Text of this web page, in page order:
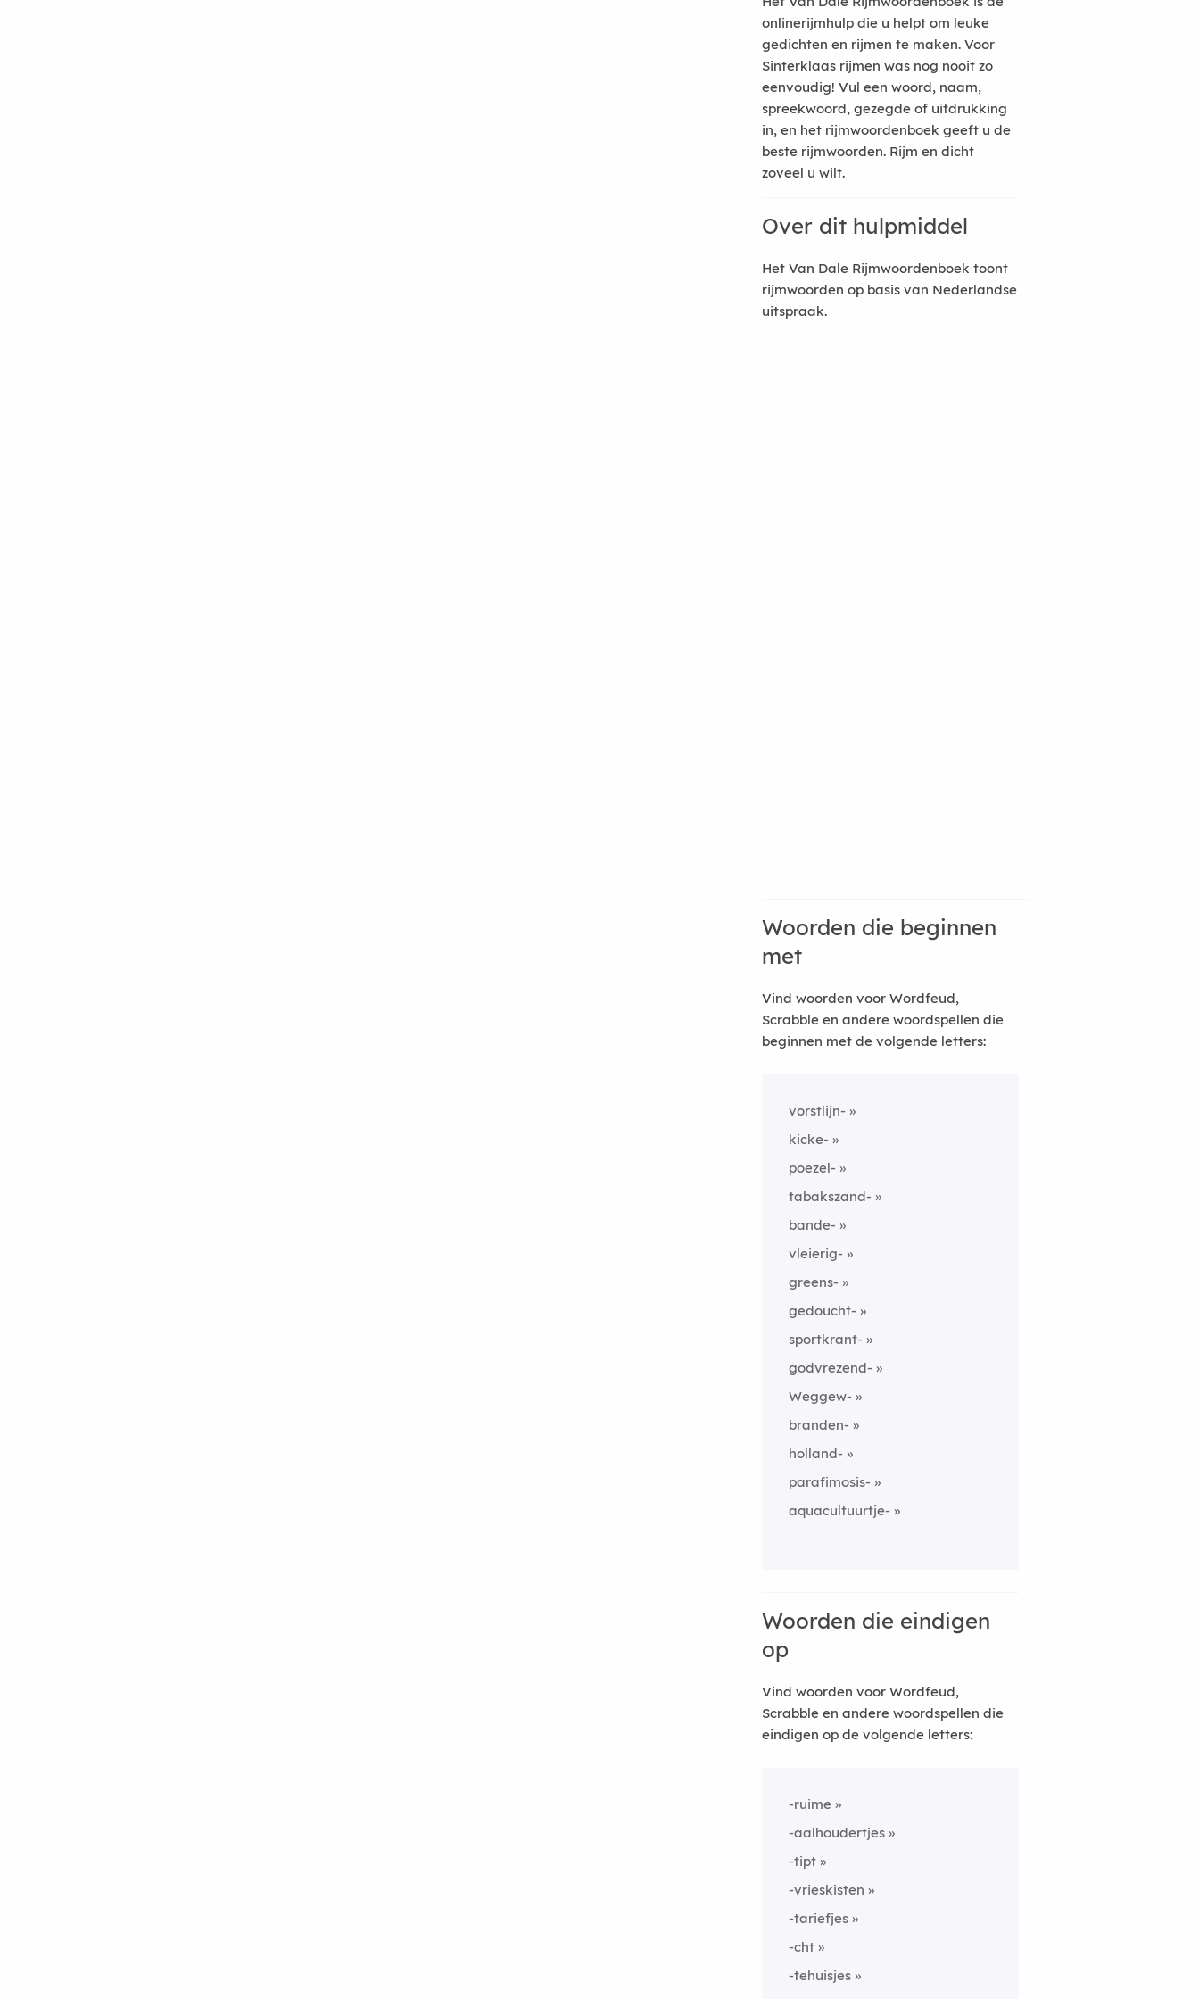
onlinerijmhulp die u helpt om leuke
gedichten en rijmen te maken. Voor
Sinterklaas rijmen was nog nooit zo
eenvoudig! Vul een woord, naam,
spreekwoord, gezegde of uitdrukking
in, en het rijmwoordenboek geeft u de
beste rijmwoorden. Rijm en dicht
zoveel u wilt.
Over dit hulpmiddel
Het Van Dale Rijmwoordenboek toont
rijmwoorden op basis van Nederlandse
uitspraak.
Woorden die beginnen
met
Vind woorden voor Wordfeud,
Scrabble en andere woordspellen die
beginnen met de volgende letters:
vorstlijn-
kicke-
poezel-
tabakszand-
bande-
vleierig-
greens-
gedoucht-
sportkrant-
godvrezend-
Weggew-
branden-
holland-
parafimosis-
aquacultuurtje-
Woorden die eindigen
op
Vind woorden voor Wordfeud,
Scrabble en andere woordspellen die
eindigen op de volgende letters:
-ruime
-aalhoudertjes
-tipt
-vrieskisten
-tariefjes
-cht
-tehuisjes